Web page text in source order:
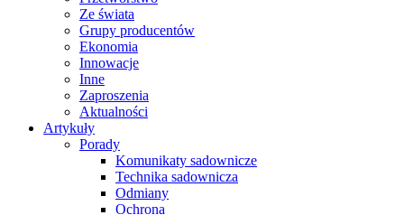
Ze świata
Grupy producentów
Ekonomia
Innowacje
Inne
Zaproszenia
Aktualności
Artykuły
Porady
Komunikaty sadownicze
Technika sadownicza
Odmiany
Ochrona